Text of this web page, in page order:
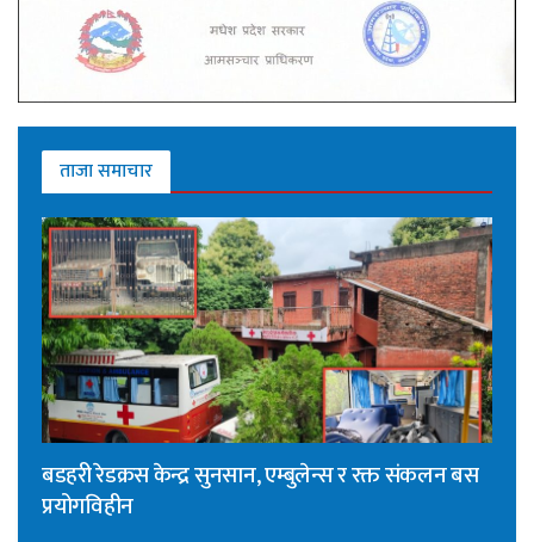
ताजा समाचार
बडहरी रेडक्रस केन्द्र सुनसान, एम्बुलेन्स र रक्त संकलन बस
प्रयोगविहीन